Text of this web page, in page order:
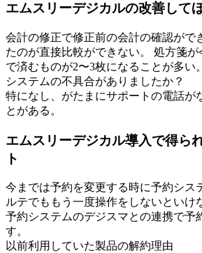
エムスリーデジカルの改善して
会計の修正で修正前の会計の確認がで
たのが直接比較ができない。 処方箋
で済むものが2〜3枚になることが多い。
システムの不具合がありましたか？
特になし、がたまにサポートの電話が
とがある。
エムスリーデジカル導入で得ら
ト
今までは予約を変更する時に予約シス
ルテでももう一度操作をしないといけ
予約システムのデジスマとの連携で予
す。
以前利用していた製品の解約理由